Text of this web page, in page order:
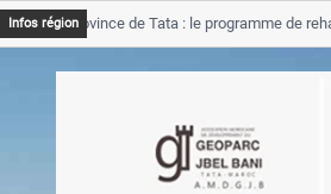
Infos région
Province de Tata : le programme de